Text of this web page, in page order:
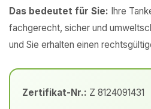
Das bedeutet für Sie: Ihre
fachgerecht, sicher und
und Sie erhalten einen
Zertifikat-Nr.: Z 8124091431